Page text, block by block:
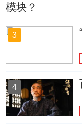
模块？
3
4